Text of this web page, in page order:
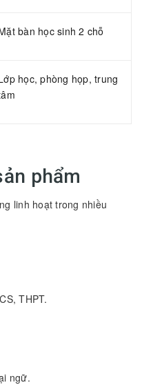
bàn học sinh 2 chỗ
học, phòng họp, trung
phẩm
linh hoạt trong nhiều
THPT.
ngữ.